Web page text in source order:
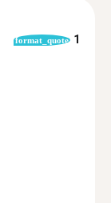
format_quote 1